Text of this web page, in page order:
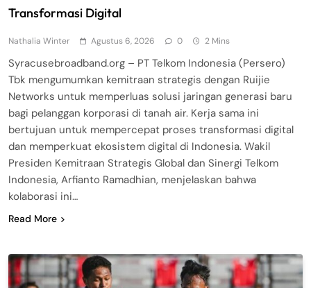
Transformasi Digital
Nathalia Winter Agustus 6, 2026 0 2 Mins
Syracusebroadband.org – PT Telkom Indonesia (Persero)
Tbk mengumumkan kemitraan strategis dengan Ruijie
Networks untuk memperluas solusi jaringan generasi baru
bagi pelanggan korporasi di tanah air. Kerja sama ini
bertujuan untuk mempercepat proses transformasi digital
dan memperkuat ekosistem digital di Indonesia. Wakil
Presiden Kemitraan Strategis Global dan Sinergi Telkom
Indonesia, Arfianto Ramadhian, menjelaskan bahwa
kolaborasi ini…
Read More